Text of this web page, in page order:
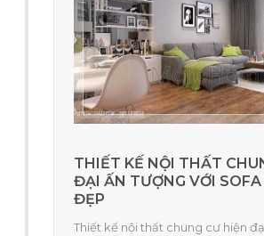
THIẾT KẾ NỘI THẤT
ĐẠI ẤN TƯỢNG VỚI SOFA
ĐẸP
Thiết kế nội thất chung cư hiện